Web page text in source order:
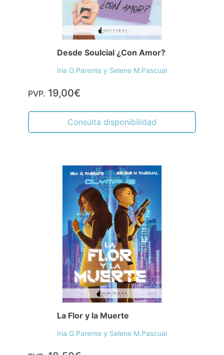
Desde Soulcial ¿Con Amor?
Iria G.Parente y Selene M.Pascual
PVP. 19,00€
Consulta disponibilidad
La Flor y la Muerte
Iria G.Parente y Selene M.Pascual